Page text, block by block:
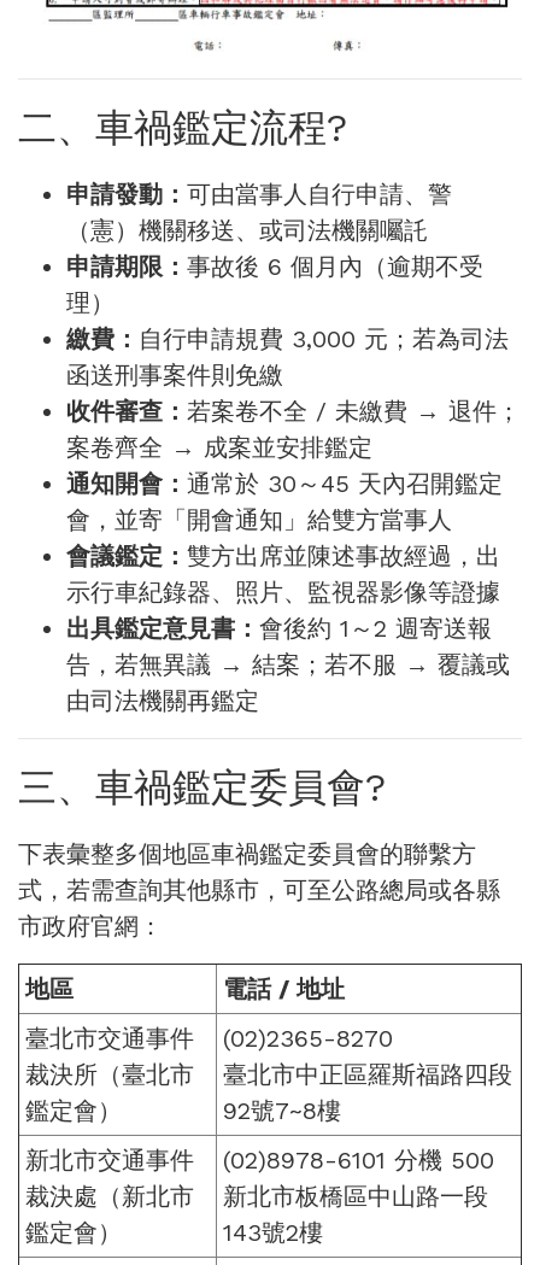
二、車禍鑑定流程?
申請發動： 可由當事人自行申請、警
（憲）機關移送、或司法機關囑託
申請期限： 事故後 6 個月內（逾期不受
理）
繳費： 自行申請規費 3,000 元；若為司法
函送刑事案件則免繳
收件審查： 若案卷不全 / 未繳費 → 退件；
案卷齊全 → 成案並安排鑑定
通知開會： 通常於 30～45 天內召開鑑定
會，並寄「開會通知」給雙方當事人
會議鑑定： 雙方出席並陳述事故經過，出
示行車紀錄器、照片、監視器影像等證據
出具鑑定意見書： 會後約 1～2 週寄送報
告，若無異議 → 結案；若不服 → 覆議或
由司法機關再鑑定
三、車禍鑑定委員會?
下表彙整多個地區車禍鑑定委員會的聯繫方
式，若需查詢其他縣市，可至公路總局或各縣
市政府官網：
地區
電話 / 地址
臺北市交通事件
裁決所（臺北市
鑑定會）
(02)2365-8270
臺北市中正區羅斯福路四段
92號7~8樓
新北市交通事件
裁決處（新北市
鑑定會）
(02)8978-6101 分機 500
新北市板橋區中山路一段
143號2樓